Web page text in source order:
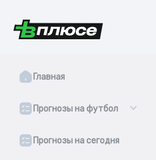
Главная
Прогнозы на футбол
Прогнозы на сегодня